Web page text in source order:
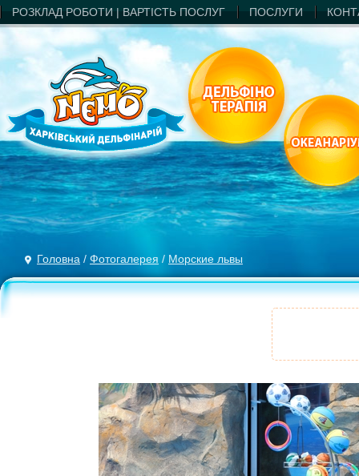
РОЗКЛАД РОБОТИ | ВАРТIСТЬ ПОСЛУГ ПОСЛУГИ
Головна / Фотогалерея / Морские львы